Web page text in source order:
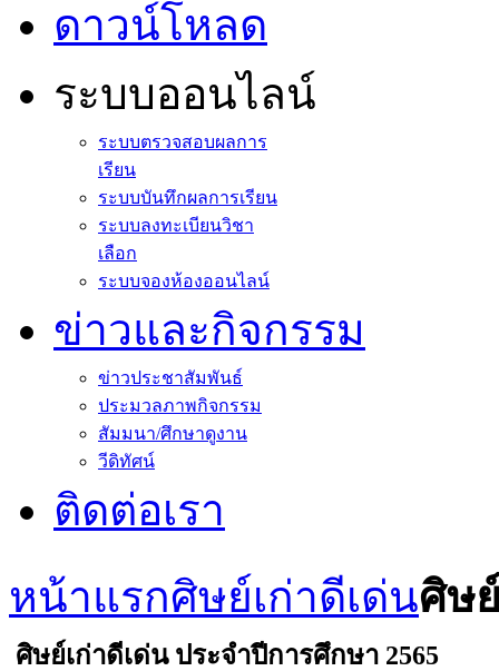
ดาวน์โหลด
ระบบออนไลน์
ระบบตรวจสอบผลการ
เรียน
ระบบบันทึกผลการเรียน
ระบบลงทะเบียนวิชา
เลือก
ระบบจองห้องออนไลน์
ข่าวและกิจกรรม
ข่าวประชาสัมพันธ์
ประมวลภาพกิจกรรม
สัมมนา/ศึกษาดูงาน
วีดิทัศน์
ติดต่อเรา
หน้าแรกศิษย์เก่าดีเด่นศิษ
ศิษย์เก่าดีเด่น ประจำปีการศึกษา 2565